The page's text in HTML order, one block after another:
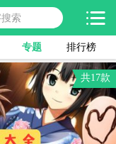
专题 排行榜
共17款